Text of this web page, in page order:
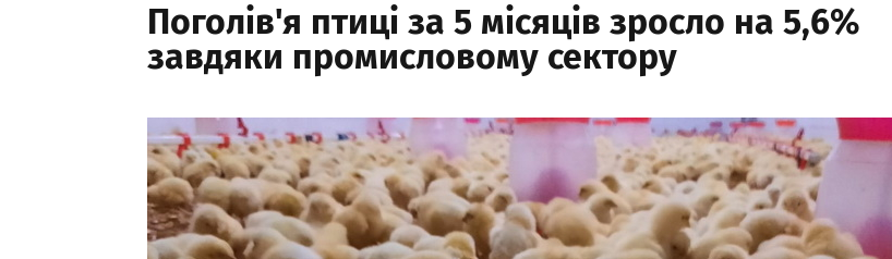
Поголів'я птиці за 5 місяців зросло на 5,6%
завдяки промисловому сектору